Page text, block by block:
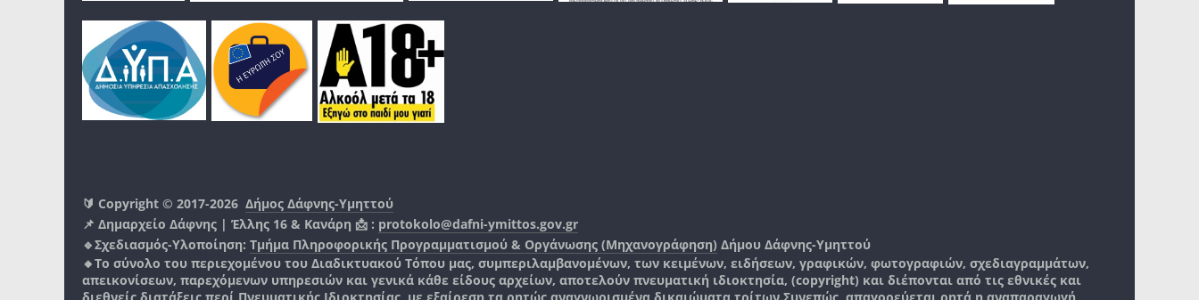
🔰 Copyright © 2017-2026 Δήμος Δάφνης-Υμηττού
📌 Δημαρχείο Δάφνης | Έλλης 16 & Κανάρη 📩 : protokolo@dafni-ymittos.gov.gr
🔹Σχεδιασμός-Υλοποίηση: Τμήμα Πληροφορικής Προγραμματισμού & Οργάνωσης (Μηχανογράφηση) Δήμου Δάφνης-Υμηττού
🔸Το σύνολο του περιεχομένου του Διαδικτυακού Τόπου μας, συμπεριλαμβανομένων, των κειμένων, ειδήσεων, γραφικών, φωτογραφιών, σχεδιαγραμμάτων,
απεικονίσεων, παρεχόμενων υπηρεσιών και γενικά κάθε είδους αρχείων, αποτελούν πνευματική ιδιοκτησία, (copyright) και διέπονται από τις εθνικές και